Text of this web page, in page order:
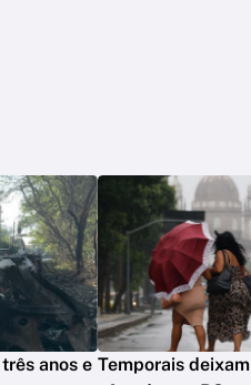
anos e Temporais